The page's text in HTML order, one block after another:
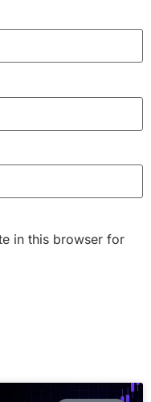
in this browser for